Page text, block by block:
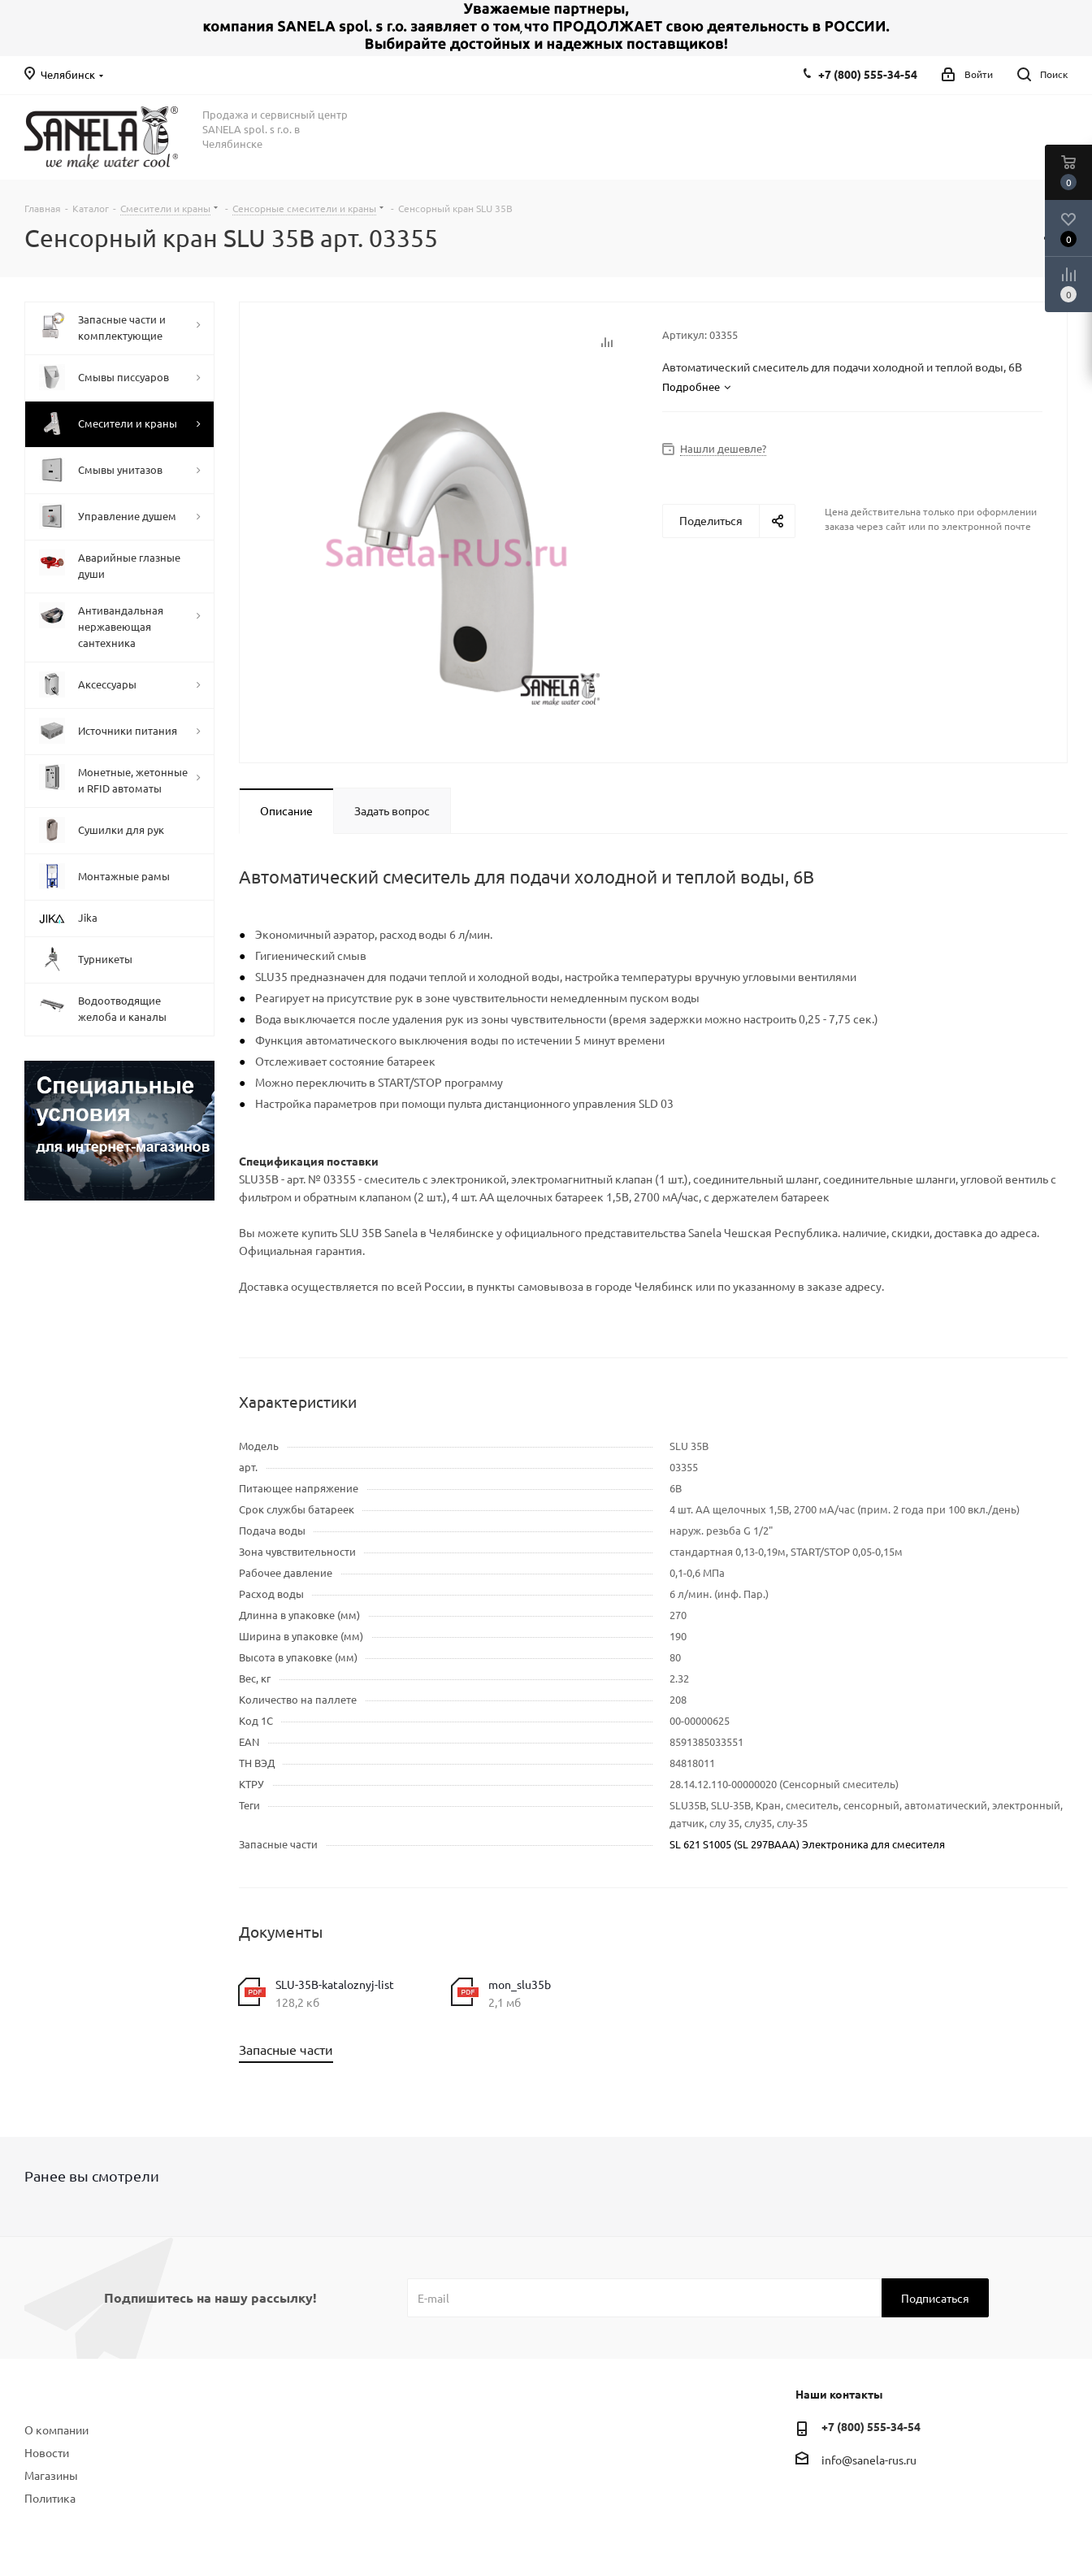
Челябинск Поиск
Войти
+7 (800) 555-34-54
Продажа и сервисный центр
SANELA spol. s r.o. в
Челябинске
Главная - Каталог - Смесители и краны - Сенсорные смесители и краны - Сенсорный кран SLU 35B
Сенсорный кран SLU 35B арт. 03355
Артикул:03355
Автоматический смеситель для подачи холодной и теплой воды, 6В
Подробнее
Нашли дешевле?
Поделиться
Цена действительна только при оформлении
заказа через сайт или по электронной почте
Описание Задать вопрос
Автоматический смеситель для подачи холодной и теплой воды, 6В
Экономичный аэратор, расход воды 6 л/мин.
Гигиенический смыв
SLU35 предназначен для подачи теплой и холодной воды, настройка температуры вручную угловыми вентилями
Реагирует на присутствие рук в зоне чувствительности немедленным пуском воды
Вода выключается после удаления рук из зоны чувствительности (время задержки можно настроить 0,25 - 7,75 сек.)
Функция автоматического выключения воды по истечении 5 минут времени
Отслеживает состояние батареек
Можно переключить в START/STOP программу
Настройка параметров при помощи пульта дистанционного управления SLD 03
Спецификация поставки
SLU35B - арт. № 03355 - смеситель с электроникой, электромагнитный клапан (1 шт.), соединительный шланг, соединительные шланги, угловой вентиль с
фильтром и обратным клапаном (2 шт.), 4 шт. AA щелочных батареек 1,5В, 2700 мA/час, c держателем батареек
Вы можете купить SLU 35B Sanela в Челябинске у официального представительства Sanela Чешская Республика. наличие, скидки, доставка до адреса.
Официальная гарантия.
Доставка осуществляется по всей России, в пункты самовывоза в городе Челябинск или по указанному в заказе адресу.
Характеристики
Модель
SLU 35B
арт.
03355
Питающее напряжение
6В
Срок службы батареек
4 шт. AA щелочных 1,5В, 2700 мA/час (прим. 2 года при 100 вкл./день)
Подача воды
наруж. резьба G 1/2"
Зона чувствительности
стандартная 0,13-0,19м, START/STOP 0,05-0,15м
Рабочее давление
0,1-0,6 МПа
Расход воды
6 л/мин. (инф. Пар.)
Длинна в упаковке (мм)
270
Ширина в упаковке (мм)
190
Высота в упаковке (мм)
80
Вес, кг
2.32
Количество на паллете
208
Код 1С
00-00000625
EAN
8591385033551
ТН ВЭД
84818011
КТРУ
28.14.12.110-00000020 (Сенсорный смеситель)
Теги
SLU35B, SLU-35B, Кран, смеситель, сенсорный, автоматический, электронный,
датчик, слу 35, слу35, слу-35
Запасные части
SL 621 S1005 (SL 297BAAA) Электроника для смесителя
Документы
SLU-35B-kataloznyj-list
128,2 кб
mon_slu35b
2,1 мб
Запасные части
Запасные части и
комплектующие
Смывы писсуаров
Смесители и краны
Смывы унитазов
Управление душем
Аварийные глазные
души
Антивандальная
нержавеющая
сантехника
Аксессуары
Источники питания
Монетные, жетонные
и RFID автоматы
Сушилки для рук
Монтажные рамы
Jika
Турникеты
Водоотводящие
желоба и каналы
Ранее вы смотрели
Подпишитесь на нашу рассылку!
О компании
Новости
Магазины
Политика
Наши контакты
+7 (800) 555-34-54
info@sanela-rus.ru
0
0
0